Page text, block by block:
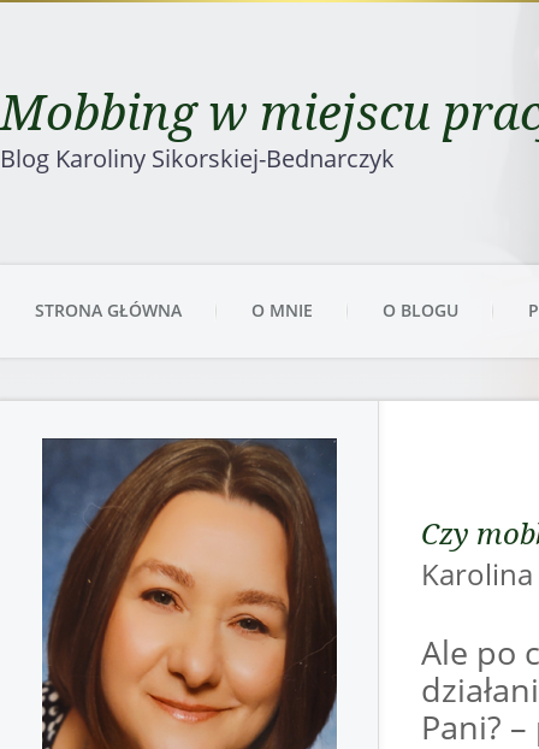
Mobbing w miejscu
Blog Karoliny Sikorskiej-Bednarczyk
STRONA GŁÓWNA O MNIE O BLOGU
Czy
Ale po
Pani?